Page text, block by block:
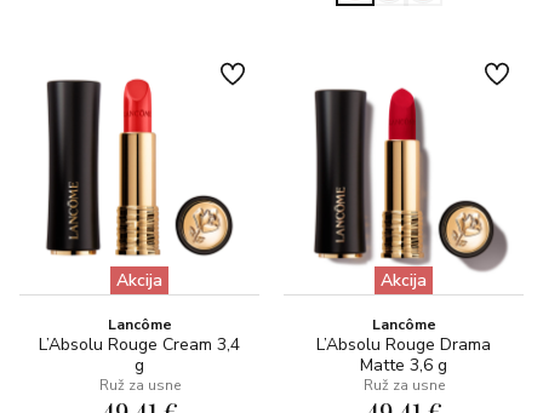
Akcija
Lancôme
L’Absolu Rouge Cream 3,4
g
Ruž za usne
Akcija
Lancôme
L’Absolu Rouge Drama
Matte 3,6 g
Ruž za usne